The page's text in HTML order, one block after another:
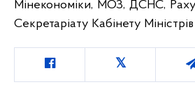
Мінекономіки, МОЗ, ДСНС,
Секретаріату Кабінету